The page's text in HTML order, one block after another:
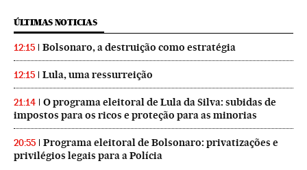
ÚLTIMAS NOTICIAS
12:15 Bolsonaro, a destruição como estratégia
12:15 Lula, uma ressurreição
21:14
O programa eleitoral de Lula da Silva: subidas de
impostos para os ricos e proteção para as minorias
20:55
Programa eleitoral de Bolsonaro: privatizações e
privilégios legais para a Polícia